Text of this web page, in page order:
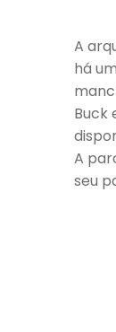
A
há
Buck
A
seu